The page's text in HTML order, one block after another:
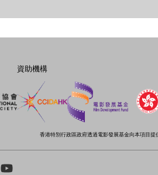
資助機構
香港特別行政區政府透過電影發展基金向本項目